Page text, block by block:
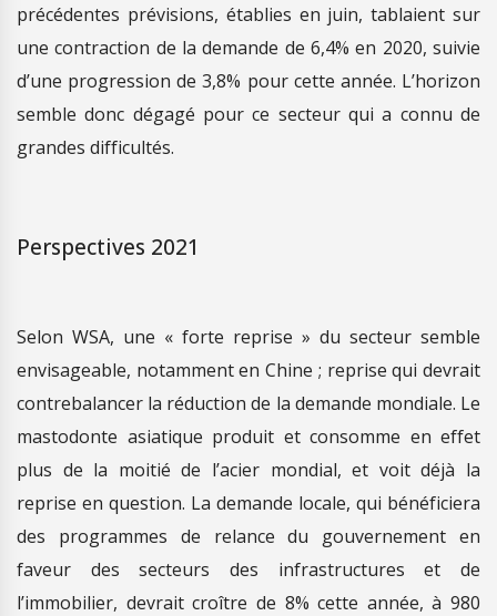
précédentes prévisions, établies en juin, tablaient sur
une contraction de la demande de 6,4% en 2020, suivie
d’une progression de 3,8% pour cette année. L’horizon
semble donc dégagé pour ce secteur qui a connu de
grandes difficultés.
Perspectives 2021
Selon WSA, une « forte reprise » du secteur semble
envisageable, notamment en Chine ; reprise qui devrait
contrebalancer la réduction de la demande mondiale. Le
mastodonte asiatique produit et consomme en effet
plus de la moitié de l’acier mondial, et voit déjà la
reprise en question. La demande locale, qui bénéficiera
des programmes de relance du gouvernement en
faveur des secteurs des infrastructures et de
l’immobilier, devrait croître de 8% cette année, à 980